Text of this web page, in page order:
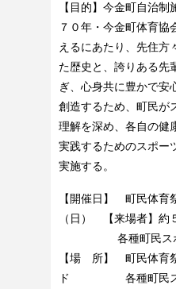
【目的】今金町自治
７０年・今金町体育協
えるにあたり、先住方
た歴史と、誇りある先
ぎ、心身共に豊かで安
創造するため、町民が
理解を深め、各自の健
実践するためのスポー
実施する。
【開催日】 町民体
（日） 【来場者】約
各種町民スポ
【場 所】 町民体育
ド 各種町民スポ